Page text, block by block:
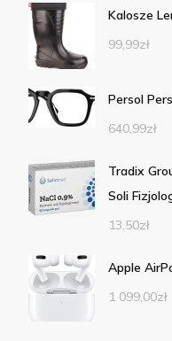
Kalosze
99,99zł
Persol
640,99zł
Tradix
Soli
13,50zł
Apple
1 099,00zł